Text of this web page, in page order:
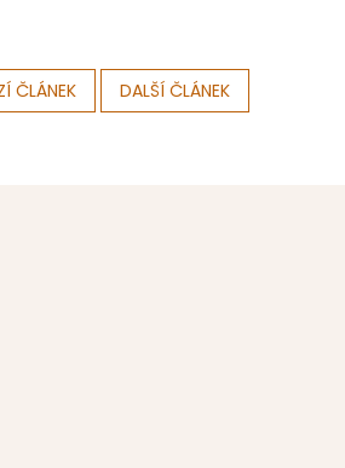
ČLÁNEK DALŠÍ ČLÁNEK